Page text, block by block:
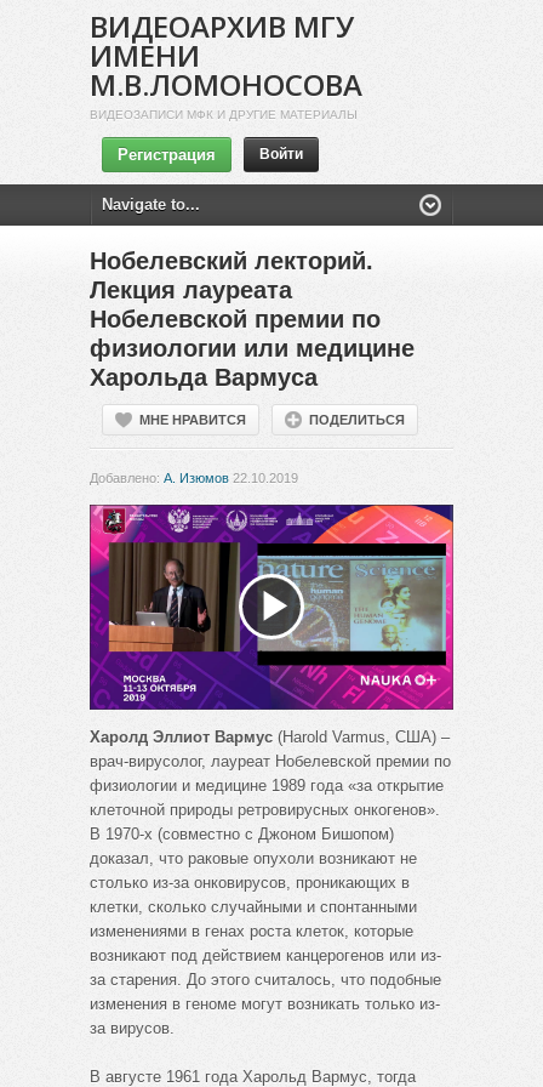
ВИДЕОАРХИВ МГУ
ИМЕНИ
М.В.ЛОМОНОСОВА
ВИДЕОЗАПИСИ МФК И ДРУГИЕ МАТЕРИАЛЫ
Регистрация Войти
Нобелевский лекторий.
Лекция лауреата
Нобелевской премии по
физиологии или медицине
Харольда Вармуса
МНЕ НРАВИТСЯ ПОДЕЛИТЬСЯ
Добавлено: А. Изюмов 22.10.2019
Воспроизвести
видео
Харолд Эллиот Вармус (Harold Varmus, США) –
врач-вирусолог, лауреат Нобелевской премии по
физиологии и медицине 1989 года «за открытие
клеточной природы ретровирусных онкогенов».
В 1970-х (совместно с Джоном Бишопом)
доказал, что раковые опухоли возникают не
столько из-за онковирусов, проникающих в
клетки, сколько случайными и спонтанными
изменениями в генах роста клеток, которые
возникают под действием канцерогенов или из-
за старения. До этого считалось, что подобные
изменения в геноме могут возникать только из-
за вирусов.
В августе 1961 года Харольд Вармус, тогда